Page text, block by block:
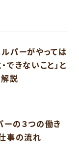
パーがやっては
できないこと」と
説
の３つの働き
事の流れ